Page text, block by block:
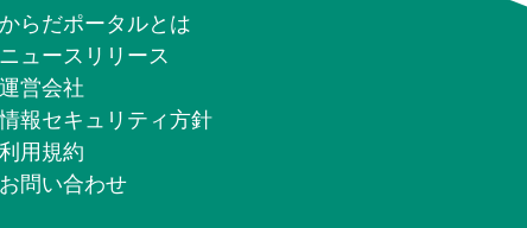
からだポータルとは
ニュースリリース
運営会社
報セキュリティ⽅針
利用規約
お問い合わせ